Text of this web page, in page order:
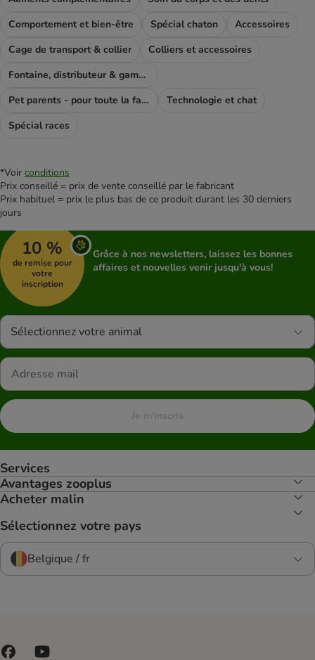
Comportement et bien-être
Spécial chaton
Accessoires
Cage de transport & collier
Colliers et accessoires
Fontaine, distributeur & gamelle
Pet parents - pour toute la famile
Technologie et chat
Spécial races
*Voir conditions
Prix conseillé = prix de vente conseillé par le fabricant
Prix habituel = prix le plus bas de ce produit durant les 30 derniers
jours
10 %
de remise pour
votre
inscription
Grâce à nos newsletters, laissez les bonnes
affaires et nouvelles venir jusqu'à vous!
Sélectionnez votre animal
Je m'inscris
Services
Avantages zooplus
Acheter malin
Sélectionnez votre pays
Belgique / fr